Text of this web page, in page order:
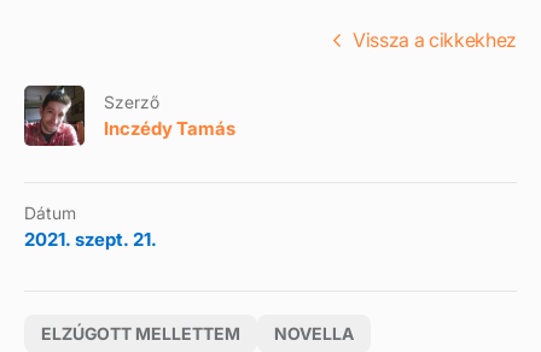
Szerző
Inczédy Tamás
Dátum
2021. szept. 21.
ELZÚGOTT MELLETTEM NOVELLA
Vissza a cikkekhez